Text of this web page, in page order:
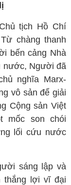
tịch Hồ Chí
chàng thanh
bến cảng Nhà
nước, Người đã
nghĩa Marx-
vô sản để giải
Cộng sản Việt
mốc son chói
lối cứu nước
sáng lập và
thắng lợi vĩ đại